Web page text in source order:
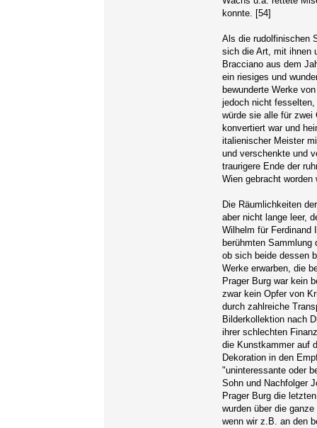
konnte. [54]
Als die rudolfinischen
sich die Art, mit ihnen
Bracciano aus dem
ein riesiges und
bewunderte Werke
jedoch nicht
würde sie alle für zwei
konvertiert war und
italienischer Meister
und verschenkte und
traurigere Ende der
Wien gebracht
Die Räumlichkeiten
aber nicht lange leer,
Wilhelm für Ferdinand
berühmten
ob sich beide dessen
Werke erwarben, die
Prager Burg war kein
zwar kein Opfer von
durch zahlreiche
Bilderkollektion nach
ihrer schlechten
die Kunstkammer auf
Dekoration in den
"uninteressante oder
Sohn und Nachfolger
Prager Burg die
wurden über die
wenn wir z.B. an den